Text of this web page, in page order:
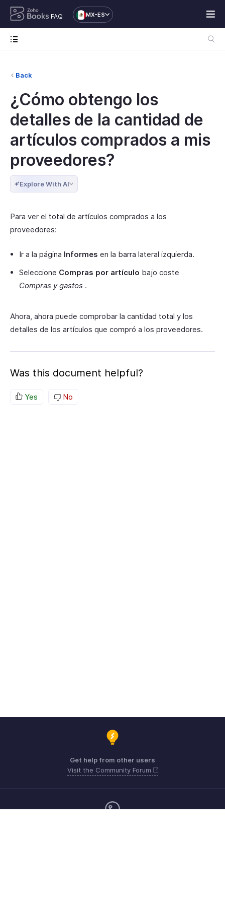
FAQ MX-ES
Back
¿Cómo obtengo los
detalles de la cantidad de
artículos comprados a mis
proveedores?
Explore With AI
Para ver el total de artículos comprados a los
proveedores:
Ir a la página Informes en la barra lateral izquierda.
Seleccione Compras por artículo bajo coste
Compras y gastos .
Ahora, ahora puede comprobar la cantidad total y los
detalles de los artículos que compró a los proveedores.
Was this document helpful?
Yes No
Get help from other users
Visit the Community Forum